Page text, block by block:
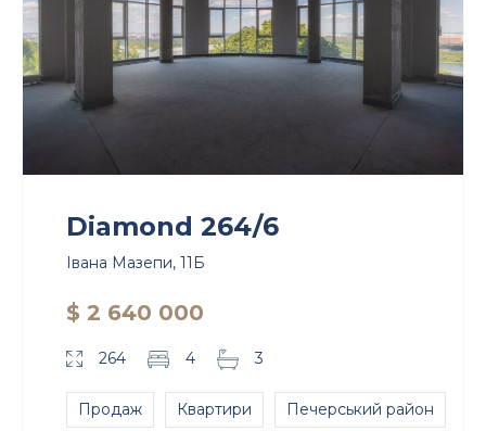
Diamond 264/6
Івана Мазепи, 11Б
$ 2 640 000
264 4 3
Продаж Квартири Печерський район